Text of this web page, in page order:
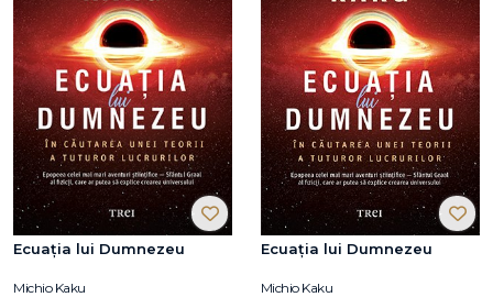
Ecuația lui Dumnezeu
Michio Kaku
Ecuația lui Dumnezeu
Michio Kaku